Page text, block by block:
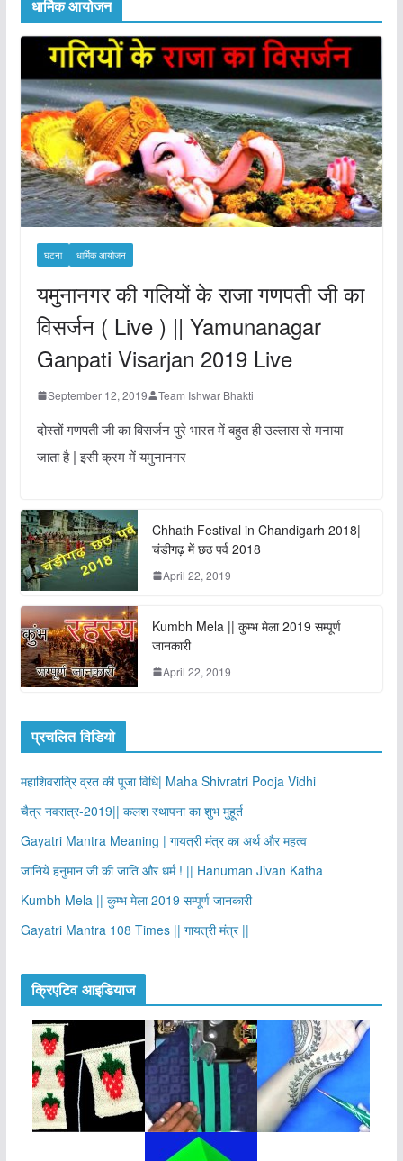
धार्मिक आयोजन
घटना धार्मिक आयोजन
यमुनानगर की गलियों के राजा गणपती जी का
विसर्जन ( Live ) || Yamunanagar
Ganpati Visarjan 2019 Live
September 12, 2019 Team Ishwar Bhakti
दोस्तों गणपती जी का विसर्जन पुरे भारत में बहुत ही उल्लास से मनाया
जाता है | इसी क्रम में यमुनानगर
Chhath Festival in Chandigarh 2018|
चंडीगढ़ में छठ पर्व 2018
April 22, 2019
Kumbh Mela || कुम्भ मेला 2019 सम्पूर्ण
जानकारी
April 22, 2019
प्रचलित विडियो
महाशिवरात्रि व्रत की पूजा विधि| Maha Shivratri Pooja Vidhi
चैत्र नवरात्र-2019|| कलश स्थापना का शुभ मुहूर्त
Gayatri Mantra Meaning | गायत्री मंत्र का अर्थ और महत्व
जानिये हनुमान जी की जाति और धर्म ! || Hanuman Jivan Katha
Kumbh Mela || कुम्भ मेला 2019 सम्पूर्ण जानकारी
Gayatri Mantra 108 Times || गायत्री मंत्र ||
क्रिएटिव आइडियाज